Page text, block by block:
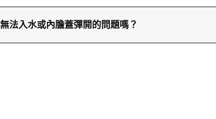
動帶斷裂，建議每次洗衣量控制在製造商建議範圍
期檢查滾筒是否平衡，使用前可先手動轉動滾筒感
法入水或內膽蓋彈開的問題嗎？